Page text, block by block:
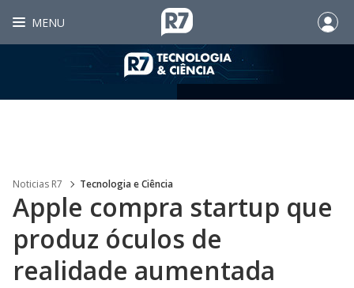
MENU
Noticias R7 Tecnologia e Ciência
Apple compra startup que
produz óculos de
realidade aumentada